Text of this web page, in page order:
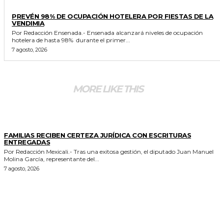
PREVÉN 98% DE OCUPACIÓN HOTELERA POR FIESTAS DE LA
VENDIMIA
Por Redacción Ensenada.- Ensenada alcanzará niveles de ocupación
hotelera de hasta 98% durante el primer...
7 agosto, 2026
MORE LIKE THIS
FAMILIAS RECIBEN CERTEZA JURÍDICA CON ESCRITURAS
ENTREGADAS
Por Redacción Mexicali.- Tras una exitosa gestión, el diputado Juan Manuel
Molina García, representante del...
7 agosto, 2026